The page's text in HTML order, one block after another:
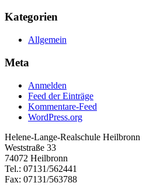
Kategorien
Allgemein
Meta
Anmelden
Feed der Einträge
Kommentare-Feed
WordPress.org
Helene-Lange-Realschule Heilbronn
Weststraße 33
74072 Heilbronn
Tel.: 07131/562441
Fax: 07131/563788